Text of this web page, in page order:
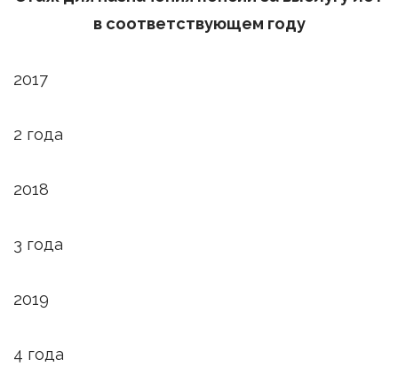
в соответствующем году
2017
2 года
2018
3 года
2019
4 года